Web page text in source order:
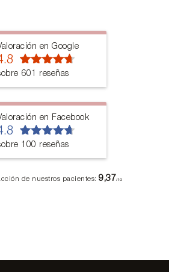
en Google
601 reseñas
en Facebook
100 reseñas
de nuestros pacientes:9,37/10